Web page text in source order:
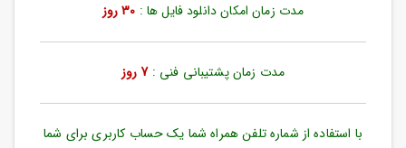
بازیابی
رمز
مدت زمان امکان دانلود فایل ها : 30 روز
مدت زمان پشتیبانی فنی :7 روز
با استفاده از شماره تلفن همراه شما یک حساب کاربری برای شما